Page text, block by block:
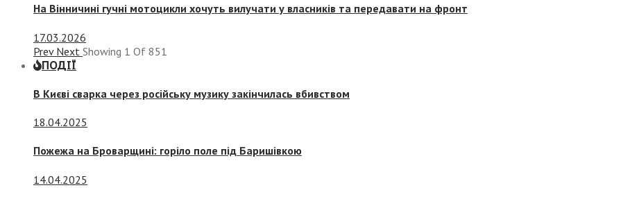
На Вінничині гучні мотоцикли хочуть вилучати у власників та передавати на фронт
17.03.2026
Prev Next Showing 1 Of 851
ПОДІЇ
В Києві сварка через російську музику закінчилась вбивством
18.04.2025
Пожежа на Броварщині: горіло поле під Баришівкою
14.04.2025